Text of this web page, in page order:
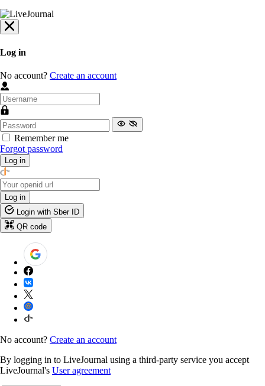
Log in
No account? Create an account
Remember me
Forgot password
Log in
Log in
Login with Sber ID
QR code
No account? Create an account
By logging in to LiveJournal using a third-party service you accept
LiveJournal's User agreement